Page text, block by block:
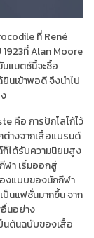
ที่ René
1923ที่ Alan Moore
แมตช์นี้จะซื้อ
นเข้าพอดี จึงนำไป
คือ การปักโลโก้ไว้
ต่างจากเสื้อแบรนด์
ก็ได้รับความนิยมสูง
ฬา เริ่มออกสู่
องแบบของนักกีฬา
ป็นแฟชั่นมากขึ้น จาก
นอย่าง
นต้นฉบับของเสื้อ